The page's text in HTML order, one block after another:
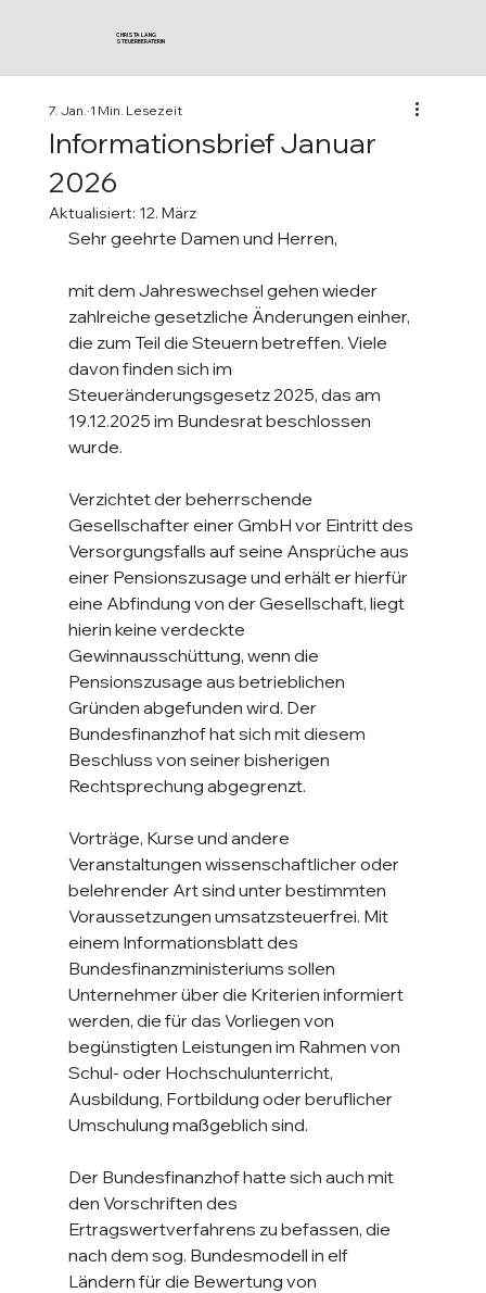
CHRISTA LANG
STEUERBERATERIN
Informationsbrief Januar
2026
7. Jan. 1 Min. Lesezeit
Aktualisiert: 12. März
Sehr geehrte Damen und Herren,
mit dem Jahreswechsel gehen wieder
zahlreiche gesetzliche Änderungen einher,
die zum Teil die Steuern betreffen. Viele
davon finden sich im
Steueränderungsgesetz 2025, das am
19.12.2025 im Bundesrat beschlossen
wurde.
Verzichtet der beherrschende
Gesellschafter einer GmbH vor Eintritt des
Versorgungsfalls auf seine Ansprüche aus
einer Pensionszusage und erhält er hierfür
eine Abfindung von der Gesellschaft, liegt
hierin keine verdeckte
Gewinnausschüttung, wenn die
Pensionszusage aus betrieblichen
Gründen abgefunden wird. Der
Bundesfinanzhof hat sich mit diesem
Beschluss von seiner bisherigen
Rechtsprechung abgegrenzt.
Vorträge, Kurse und andere
Veranstaltungen wissenschaftlicher oder
belehrender Art sind unter bestimmten
Voraussetzungen umsatzsteuerfrei. Mit
einem Informationsblatt des
Bundesfinanzministeriums sollen
Unternehmer über die Kriterien informiert
werden, die für das Vorliegen von
begünstigten Leistungen im Rahmen von
Schul- oder Hochschulunterricht,
Ausbildung, Fortbildung oder beruflicher
Umschulung maßgeblich sind.
Der Bundesfinanzhof hatte sich auch mit
den Vorschriften des
Ertragswertverfahrens zu befassen, die
nach dem sog. Bundesmodell in elf
Ländern für die Bewertung von